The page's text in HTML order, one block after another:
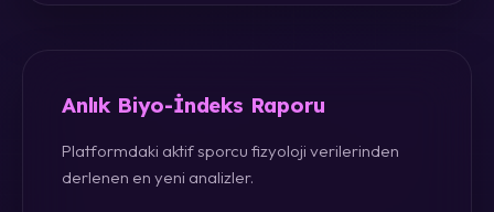
Anlık Biyo-İndeks Raporu
Platformdaki aktif sporcu fizyoloji verilerinden
derlenen en yeni analizler.